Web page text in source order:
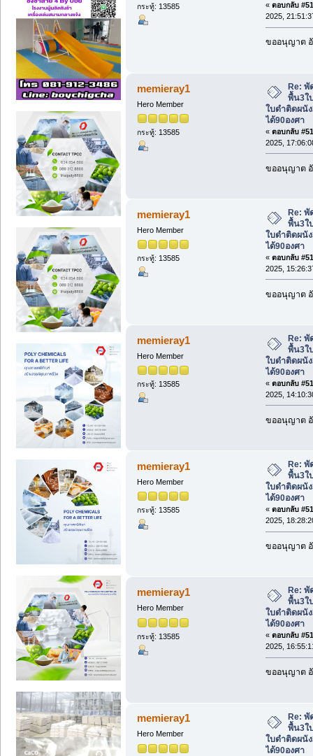
กระทู้: 13585 « ตอบกลับ
2025,
ขออนุญาต
memieray1
Hero Member
กระทู้: 13585
Re: พั
พื้น3ใ
ใบดำติดผนั
ได้90องศา
« ตอบกลับ
2025,
ขออนุญาต
memieray1
Hero Member
กระทู้: 13585
Re: พั
พื้น3ใ
ใบดำติดผนั
ได้90องศา
« ตอบกลับ
2025,
ขออนุญาต
memieray1
Hero Member
กระทู้: 13585
Re: พั
พื้น3ใ
ใบดำติดผนั
ได้90องศา
« ตอบกลับ
2025,
ขออนุญาต
memieray1
Hero Member
กระทู้: 13585
Re: พั
พื้น3ใ
ใบดำติดผนั
ได้90องศา
« ตอบกลับ
2025,
ขออนุญาต
memieray1
Hero Member
กระทู้: 13585
Re: พั
พื้น3ใ
ใบดำติดผนั
ได้90องศา
« ตอบกลับ
2025,
ขออนุญาต
memieray1
Hero Member
Re: พั
พื้น3ใ
ใบดำติดผนั
ได้90องศา